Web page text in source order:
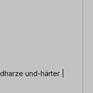
und-härter |